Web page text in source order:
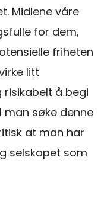
Midlene våre
for dem,
friheten
litt
å begi
man søke denne
at man har
selskapet som